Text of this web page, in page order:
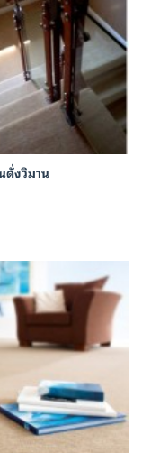
ดั่งวิมาน